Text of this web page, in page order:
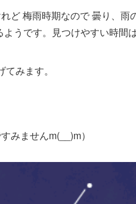
ど 梅雨時期なので 曇り、雨
うです。見つけやすい時間
みます。
みませんm(__)m）